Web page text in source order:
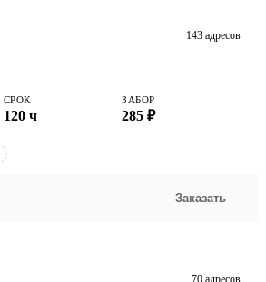
143 адресов
СРОК
120 ч
ЗАБОР
285 ₽
Заказать
70 адресов